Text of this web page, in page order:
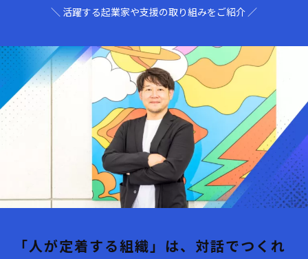
＼ 活躍する起業家や支援の取り組みをご紹介 ／
「人が定着する組織」は、対話でつくれ